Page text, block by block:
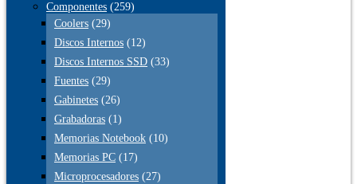
Componentes (259)
Coolers (29)
Discos Internos (12)
Discos Internos SSD (33)
Fuentes (29)
Gabinetes (26)
Grabadoras (1)
Memorias Notebook (10)
Memorias PC (17)
Microprocesadores (27)